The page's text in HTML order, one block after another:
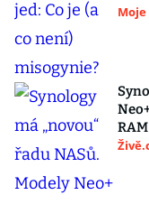
Moje
RAM